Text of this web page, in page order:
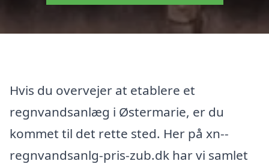
Hvis du overvejer at etablere et
regnvandsanlæg i Østermarie, er du
kommet til det rette sted. Her på xn--
regnvandsanlg-pris-zub.dk har vi samlet